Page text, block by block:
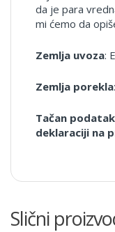
da je para
mi ćemo da
Zemlja uvoza:
Zemlja porekla
Tačan
deklaraciji na
Slični